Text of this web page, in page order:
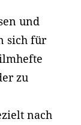
und
sich für
zu
nach